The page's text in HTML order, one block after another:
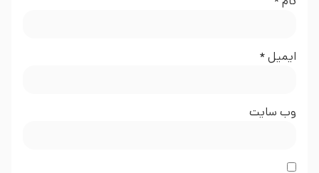
ایمیل*
وب‌ سایت